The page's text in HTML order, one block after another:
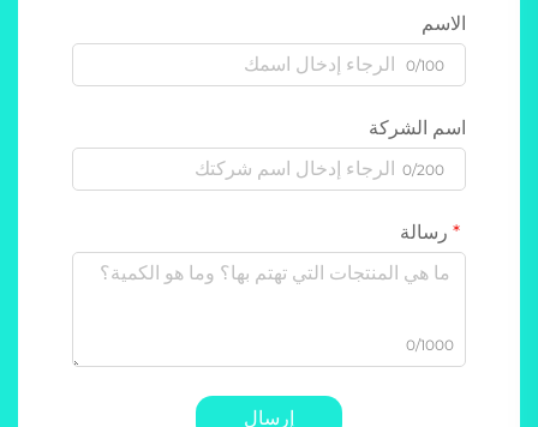
الاسم
0/100
اسم الشركة
0/200
رسالة
0/1000
إرسال